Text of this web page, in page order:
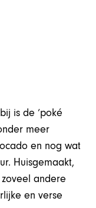
is de ‘poké
meer
en nog wat
Huisgemaakt,
andere
en verse